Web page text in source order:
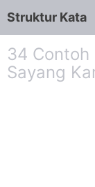
Struktur Kata
34 Contoh
Sayang